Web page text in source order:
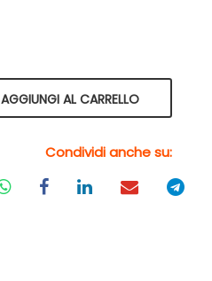
Quantità
AGGIUNGI AL CARRELLO
Condividi anche su: